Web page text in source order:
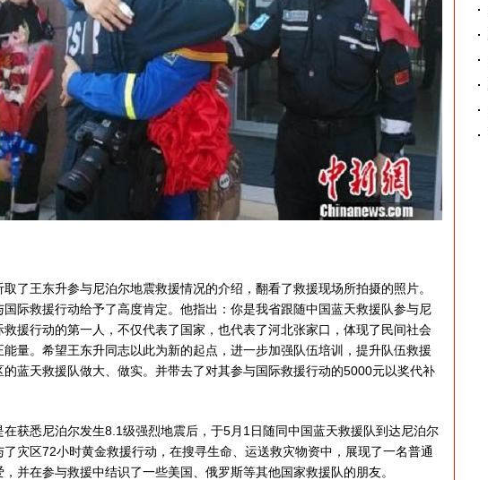
王东升参与尼泊尔地震救援情况的介绍，翻看了救援现场所拍摄的照片。
国际救援行动给予了高度肯定。他指出：你是我省跟随中国蓝天救援队参与尼
援行动的第一人，不仅代表了国家，也代表了河北张家口，体现了民间社会
量。希望王东升同志以此为新的起点，进一步加强队伍培训，提升队伍救援
的蓝天救援队做大、做实。并带去了对其参与国际救援行动的5000元以奖代补
悉尼泊尔发生8.1级强烈地震后，于5月1日随同中国蓝天救援队到达尼泊尔
了灾区72小时黄金救援行动，在搜寻生命、运送救灾物资中，展现了一名普通
并在参与救援中结识了一些美国、俄罗斯等其他国家救援队的朋友。